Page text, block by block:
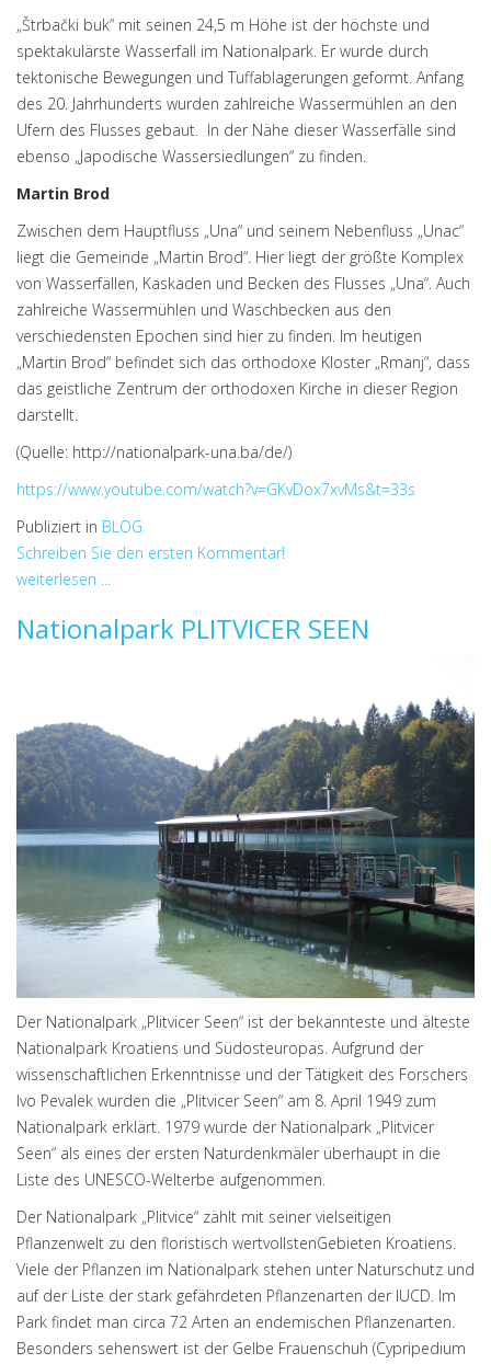
„Štrbački buk“ mit seinen 24,5 m Höhe ist der höchste und
spektakulärste Wasserfall im Nationalpark. Er wurde durch
tektonische Bewegungen und Tuffablagerungen geformt. Anfang
des 20. Jahrhunderts wurden zahlreiche Wassermühlen an den
Ufern des Flusses gebaut. In der Nähe dieser Wasserfälle sind
ebenso „Japodische Wassersiedlungen“ zu finden.
Martin Brod
Zwischen dem Hauptfluss „Una“ und seinem Nebenfluss „Unac“
liegt die Gemeinde „Martin Brod“. Hier liegt der größte Komplex
von Wasserfällen, Kaskaden und Becken des Flusses „Una“. Auch
zahlreiche Wassermühlen und Waschbecken aus den
verschiedensten Epochen sind hier zu finden. Im heutigen
„Martin Brod“ befindet sich das orthodoxe Kloster „Rmanj“, dass
das geistliche Zentrum der orthodoxen Kirche in dieser Region
darstellt.
(Quelle: http://nationalpark-una.ba/de/)
https://www.youtube.com/watch?v=GKvDox7xvMs&t=33s
Publiziert in BLOG
Schreiben Sie den ersten Kommentar!
weiterlesen ...
Nationalpark PLITVICER SEEN
Der Nationalpark „Plitvicer Seen“ ist der bekannteste und älteste
Nationalpark Kroatiens und Südosteuropas. Aufgrund der
wissenschaftlichen Erkenntnisse und der Tätigkeit des Forschers
Ivo Pevalek wurden die „Plitvicer Seen“ am 8. April 1949 zum
Nationalpark erklärt. 1979 wurde der Nationalpark „Plitvicer
Seen“ als eines der ersten Naturdenkmäler überhaupt in die
Liste des UNESCO-Welterbe aufgenommen.
Der Nationalpark „Plitvice“ zählt mit seiner vielseitigen
Pflanzenwelt zu den floristisch wertvollstenGebieten Kroatiens.
Viele der Pflanzen im Nationalpark stehen unter Naturschutz und
auf der Liste der stark gefährdeten Pflanzenarten der IUCD. Im
Park findet man circa 72 Arten an endemischen Pflanzenarten.
Besonders sehenswert ist der Gelbe Frauenschuh (Cypripedium